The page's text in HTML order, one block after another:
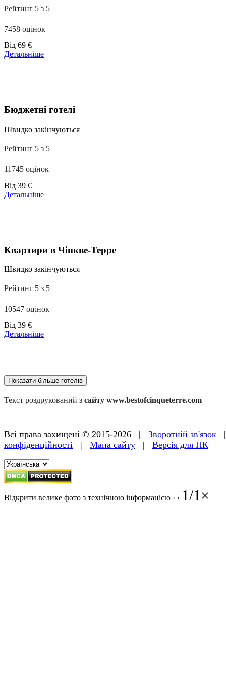
Рейтинг 5 з 5
7458 оцінок
Ціни
від
Від 69 €
Детальніше
Бюджетні готелі
Швидко закінчуються
Рейтинг 5 з 5
11745 оцінок
Ціни
від
Від 39 €
Детальніше
Квартири в Чінкве-Терре
Швидко закінчуються
Рейтинг 5 з 5
10547 оцінок
Ціни
від
Від 39 €
Детальніше
Показати більше готелів
Текст роздрукований з сайту www.bestofcinqueterre.com
Всі права захищені © 2015-2026 | Зворотній зв'язок
конфіденційності | Мапа сайту | Версія для ПК
Відкрити велике фото з технічною інформацією ‹ › 1/1 ×